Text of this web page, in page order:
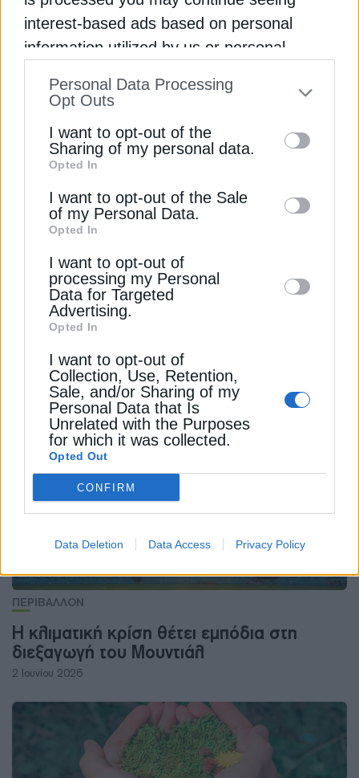
interest-based ads based on personal
information utilized by us or personal
to your opt-out. You may separately opt-out
information by third parties on the IAB’s list
of downstream participants. This
information may also be disclosed by us to
third parties on theIAB’s List of
Downstream Participants
disclose it to other third parties.
Personal Data Processing
Opt Outs
I want to opt-out of the
Sharing of my personal data.
Opted In
I want to opt-out of the Sale
of my Personal Data.
Opted In
I want to opt-out of
processing my Personal
Data for Targeted
Advertising.
Opted In
I want to opt-out of
Collection, Use, Retention,
Sale, and/or Sharing of my
Personal Data that Is
Unrelated with the Purposes
for which it was collected.
Opted Out
CONFIRM
Data Deletion Data Access Privacy Policy
χιλιάδες ζωές κάθε χρόνο;
Διαβάστε ακόμη
οικοσυστήματα
για φετινές πυρκαγιές
που ανακαλύπτουν οι Ολλανδοί
ΕΥΡΩΠΗ ΘΕΡΜΟΚΡΑΣΙΑ
ΔΕΊΤΕ ΕΠΊΣΗΣ
ΠΕΡΙΒΑΛΛΟΝ
Η κλιματική κρίση θέτει εμπόδια στη
διεξαγωγή του Μουντιάλ
2 Ιουνίου 2026
Εγγραφή στο Newsletter
την Πολιτική Απορρήτου